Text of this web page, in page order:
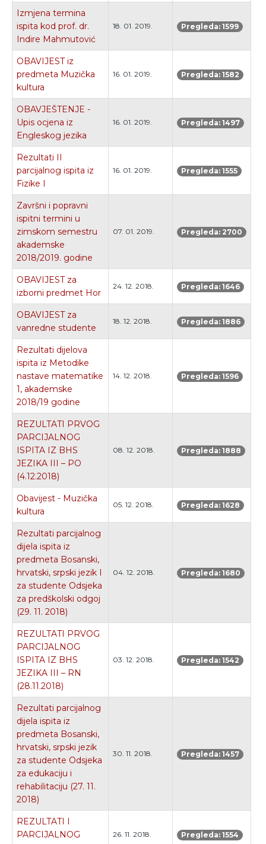
Izmjena termina
ispita kod prof. dr.
Indire Mahmutović
18. 01. 2019. Pregleda: 1599
OBAVIJEST iz
predmeta Muzička
kultura
16. 01. 2019. Pregleda: 1582
OBAVJEŠTENJE -
Upis ocjena iz
Engleskog jezika
16. 01. 2019. Pregleda: 1497
Rezultati II
parcijalnog ispita iz
Fizike I
16. 01. 2019. Pregleda: 1555
Završni i popravni
ispitni termini u
zimskom semestru
akademske
2018/2019. godine
07. 01. 2019. Pregleda: 2700
OBAVIJEST za
izborni predmet Hor
24. 12. 2018. Pregleda: 1646
OBAVIJEST za
vanredne studente
18. 12. 2018. Pregleda: 1886
Rezultati dijelova
ispita iz Metodike
nastave matematike
1, akademske
2018/19 godine
14. 12. 2018. Pregleda: 1596
REZULTATI PRVOG
PARCIJALNOG
ISPITA IZ BHS
JEZIKA III – PO
(4.12.2018)
08. 12. 2018. Pregleda: 1888
Obavijest - Muzička
kultura
05. 12. 2018. Pregleda: 1628
Rezultati parcijalnog
dijela ispita iz
predmeta Bosanski,
hrvatski, srpski jezik I
za studente Odsjeka
za predškolski odgoj
(29. 11. 2018)
04. 12. 2018. Pregleda: 1680
REZULTATI PRVOG
PARCIJALNOG
ISPITA IZ BHS
JEZIKA III – RN
(28.11.2018)
03. 12. 2018. Pregleda: 1542
Rezultati parcijalnog
dijela ispita iz
predmeta Bosanski,
hrvatski, srpski jezik
za studente Odsjeka
za edukaciju i
rehabilitaciju (27. 11.
2018)
30. 11. 2018. Pregleda: 1457
REZULTATI I
PARCIJALNOG
26. 11. 2018. Pregleda: 1554